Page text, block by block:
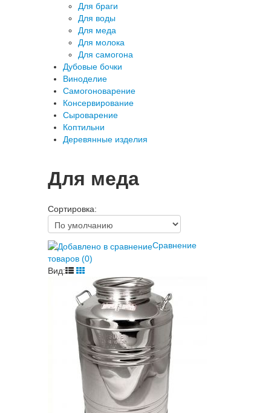
Для браги
Для воды
Для меда
Для молока
Для самогона
Дубовые бочки
Виноделие
Самогоноварение
Консервирование
Сыроварение
Коптильни
Деревянные изделия
Для меда
Сортировка:
Сравнение
товаров (0)
Вид: